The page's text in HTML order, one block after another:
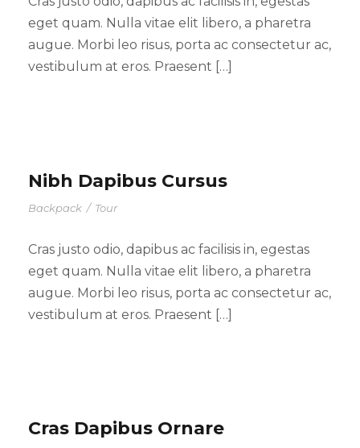
eget quam. Nulla vitae elit libero, a pharetra
augue. Morbi leo risus, porta ac consectetur ac,
vestibulum at eros. Praesent […]
Nibh Dapibus Cursus
Backpack / Tour
Cras justo odio, dapibus ac facilisis in, egestas
eget quam. Nulla vitae elit libero, a pharetra
augue. Morbi leo risus, porta ac consectetur ac,
vestibulum at eros. Praesent […]
Cras Dapibus Ornare